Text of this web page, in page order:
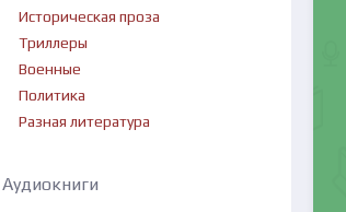
Историческая проза
Триллеры
Военные
Политика
Разная литература
Аудиокниги